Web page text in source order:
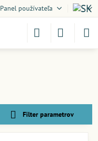
Panel používateľa
Filter parametrov